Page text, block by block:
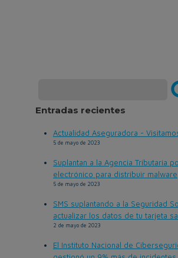
Entradas recientes
Actualidad Aseguradora - Visitamos
5 de mayo de 2023
Suplantan a la Agencia Tributaria
electrónico para distribuir malware
5 de mayo de 2023
SMS suplantando a la Seguridad
actualizar los datos de tu tarjeta
2 de mayo de 2023
El Instituto Nacional de